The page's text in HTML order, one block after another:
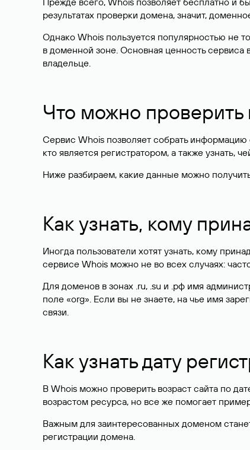
результатах проверки домена, значит,
Однако Whois пользуется популярностью не
в доменной зоне. Основная ценность
владельце.
Что можно
Сервис Whois позволяет собрать информацию
кто является регистратором, а также узнать,
Ниже разбираем, какие данные можно
Как узнать, кому
Иногда пользователи хотят узнать, кому
сервисе Whois можно не во всех случаях:
Для доменов в зонах .ru, .su и .рф имя
поле «org». Если вы не знаете, на чье имя
связи.
Как узнать дату
В Whois можно проверить возраст сайта по
возрастом ресурса, но все же помогает
Важным для заинтересованных доменом
регистрации домена.